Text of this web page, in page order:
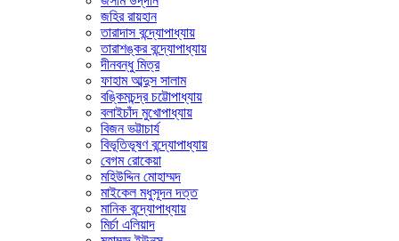
জহির রায়হান
তারাদাস বন্দ্যোপাধ্যায়
তারাশঙ্কর বন্দ্যোপাধ্যায়
দীনবন্ধু মিত্র
ফাহাম আব্দুস সালাম
বঙ্কিমচন্দ্র চট্টোপাধ্যায়
বলাইচাঁদ মুখোপাধ্যায়
বিজন ভট্টাচার্য
বিভূতিভূষণ বন্দ্যোপাধ্যায়
বেগম রোকেয়া
মহিউদ্দিন মোহাম্মদ
মাইকেল মধুসূদন দত্ত
মানিক বন্দ্যোপাধ্যায়
মির্চা এলিয়াদ